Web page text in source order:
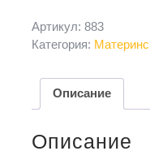
Артикул: 883
Категория:
Описание
Описание